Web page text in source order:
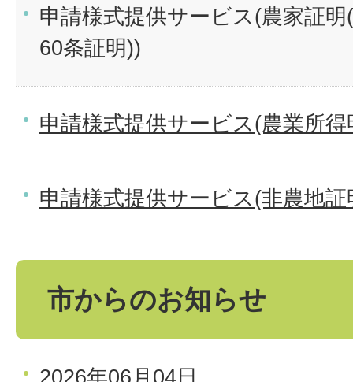
申請様式提供サービス(農家証
60条証明))
申請様式提供サービス(農業所得
申請様式提供サービス(非農地証
市からのお知らせ
2026年06月04日